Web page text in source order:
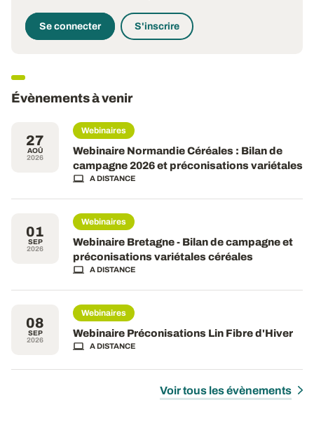
Se connecter S'inscrire
Évènements à venir
27
AOÛ
2026
Webinaires
Webinaire Normandie Céréales : Bilan de
campagne 2026 et préconisations variétales
A DISTANCE
01
SEP
2026
Webinaires
Webinaire Bretagne - Bilan de campagne et
préconisations variétales céréales
A DISTANCE
08
SEP
2026
Webinaires
Webinaire Préconisations Lin Fibre d'Hiver
A DISTANCE
Voir tous les évènements